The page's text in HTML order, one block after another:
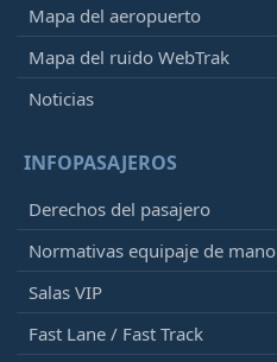
Mapa del aeropuerto
Mapa del ruido WebTrak
Noticias
INFOPASAJEROS
Derechos del pasajero
Normativas equipaje de mano
Salas VIP
Fast Lane / Fast Track